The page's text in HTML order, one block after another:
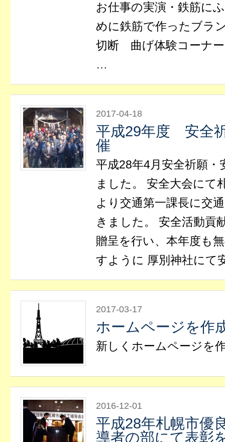
お仕事の実演・鉄筋に
めに鉄筋で作ったブ
切断 曲げ体験コーナ
…
2017-04-18
平成29年度 安全
催
平成28年4月安全祈願・
ました。 安全大会にて
より交通第一課長に交
きました。 安全活動貢
贈呈を行い、本年度も
すように 厚別神社にて
2017-03-17
ホームページを作
新しくホームページを
2016-12-01
平成28年札幌市
導者の部にて表彰